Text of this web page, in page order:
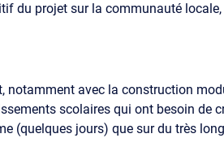
du projet sur la communauté locale,
notamment avec la construction
scolaires qui ont besoin
(quelques jours) que sur du très